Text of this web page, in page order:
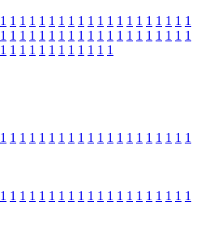
1 1 1 1 1 1 1 1 1 1 1 1 1 1 1 1 1 1 1 1
1 1 1 1 1 1 1 1 1 1 1 1 1 1 1 1 1 1 1 1
1 1 1 1 1 1 1 1 1 1 1 1
1 1 1 1 1 1 1 1 1 1 1 1 1 1 1 1 1 1 1 1
1 1 1 1 1 1 1 1 1 1 1 1 1 1 1 1 1 1 1 1